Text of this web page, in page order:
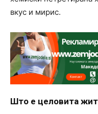
вкус и мирис.
Што е целовита